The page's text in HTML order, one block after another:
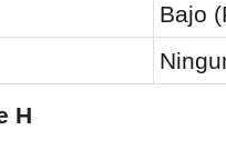
Bajo
H